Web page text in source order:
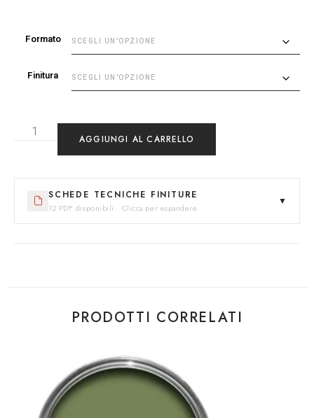
Formato
Finitura
AGGIUNGI AL CARRELLO
SCHEDE TECNICHE FINITURE
12 PDF disponibili · Clicca per espandere
▼
PRODOTTI CORRELATI